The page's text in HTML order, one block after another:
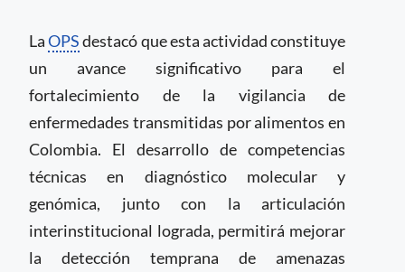
LaOPSdestacó que esta actividad constituye
un avance significativo para el
fortalecimiento de la vigilancia de
enfermedades transmitidas por alimentos en
Colombia. El desarrollo de competencias
técnicas en diagnóstico molecular y
genómica, junto con la articulación
interinstitucional lograda, permitirá mejorar
la detección temprana de amenazas